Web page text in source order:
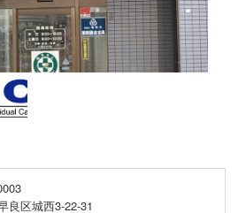
良区城西3-22-31